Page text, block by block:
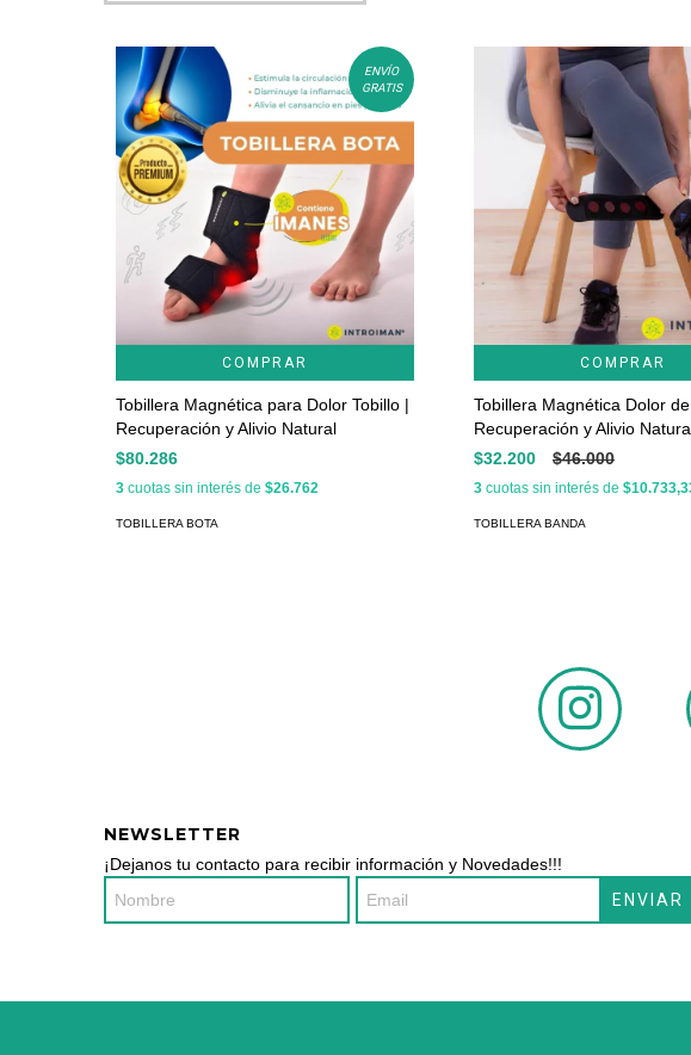
ENVÍO
GRATIS
COMPRAR
Tobillera Magnética para Dolor Tobillo |
Recuperación y Alivio Natural
$80.286
3 cuotas sin interés de $26.762
TOBILLERA BOTA
COMPRAR
Tobillera Magnética Dolor
Recuperación y Alivio
$32.200
$46.000
3 cuotas sin interés de
TOBILLERA BANDA
NEWSLETTER
¡Dejanos tu contacto para recibir información y Novedades!!!